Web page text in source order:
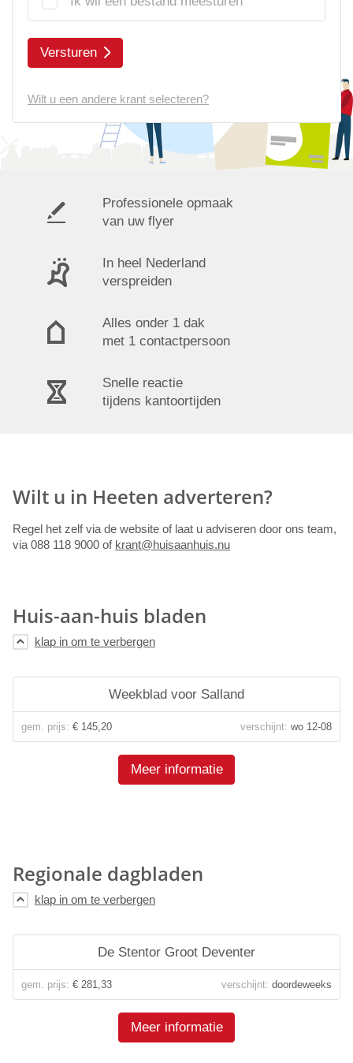
Versturen
Wilt u een andere krant selecteren?
Professionele opmaak
van uw flyer
In heel Nederland
verspreiden
Alles onder 1 dak
met 1 contactpersoon
Snelle reactie
tijdens kantoortijden
Wilt u in Heeten adverteren?
Regel het zelf via de website of laat u adviseren door ons team,
via 088 118 9000 of krant@huisaanhuis.nu
Huis-aan-huis bladen
Weekblad voor Salland
gem. prijs: € 145,20 verschijnt: wo 12-08
Meer informatie
Regionale dagbladen
De Stentor Groot Deventer
gem. prijs: € 281,33 verschijnt: doordeweeks
Meer informatie